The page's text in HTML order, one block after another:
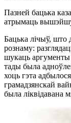
Пазней бацька
атрымаць
Бацька лічыў, што
рознаму:
шукаць аргументы
тады была
хоць гэта
грамадзянскай
была ліквідавана